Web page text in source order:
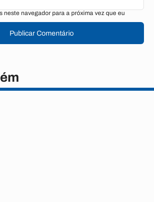
neste navegador para a próxima vez que eu
Publicar Comentário